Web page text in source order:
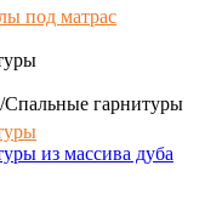
под матрас
Спальные гарнитуры
из массива дуба